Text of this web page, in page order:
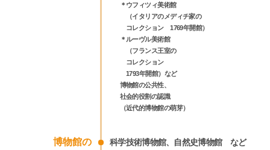
＊ ウフィツィ美術館
（イタリアのメディチ家の
コレクション 1769年開館）
＊ ルーヴル美術館
（フランス王室の
コレクション
1793年開館）など
博物館の公共性、
社会的役割の認識
（近代的博物館の萌芽）
博物館の
科学技術博物館、自然史博物館 など